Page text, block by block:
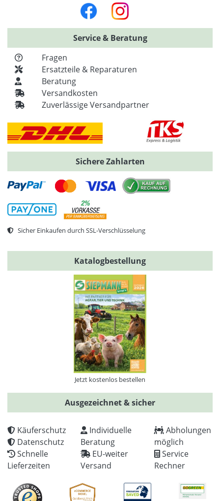
Service & Beratung
Fragen
Ersatzteile & Reparaturen
Beratung
Versandkosten
Zuverlässige Versandpartner
Sichere Zahlarten
Sicher Einkaufen durch SSL-Verschlüsselung
Katalogbestellung
Jetzt kostenlos bestellen
Ausgezeichnet & sicher
Käuferschutz
Datenschutz
Schnelle
Lieferzeiten
Individuelle
Beratung
EU-weiter
Versand
Abholungen
möglich
Service
Rechner